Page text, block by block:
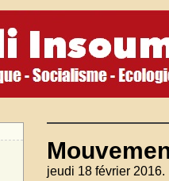
jeudi 18 février 2016.